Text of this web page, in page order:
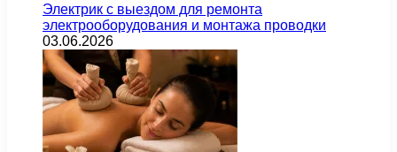
Электрик с выездом для ремонта
электрооборудования и монтажа проводки
03.06.2026